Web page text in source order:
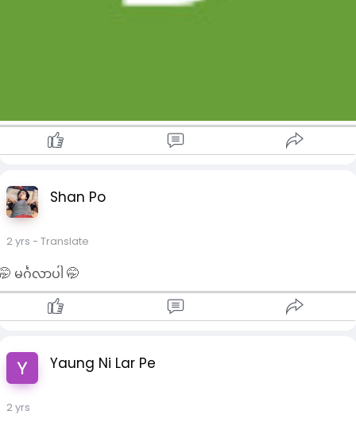
Shan Po
2 yrs - Translate
မင်္ဂလာပါ 🤭
Yaung Ni Lar Pe
2 yrs